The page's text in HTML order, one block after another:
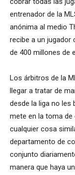
entrenador de la
anónima al medio
recibe a un jugador
de 400 millones de
Los árbitros de la
llegar a tratar de
desde la liga no les
mete en la toma
cualquier cosa
departamento de
conjunto
manera que haya